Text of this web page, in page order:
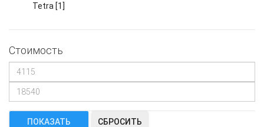
Tetra [1]
Стоимость
СБРОСИТЬ